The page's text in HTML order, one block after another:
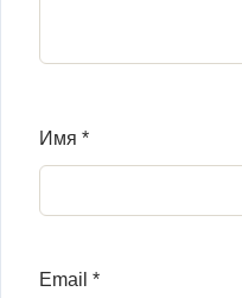
Имя *
Email *